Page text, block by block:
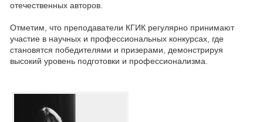
отечественных авторов.
Отметим, что преподаватели КГИК регулярно принимают
участие в научных и профессиональных конкурсах, где
становятся победителями и призерами, демонстрируя
высокий уровень подготовки и профессионализма.